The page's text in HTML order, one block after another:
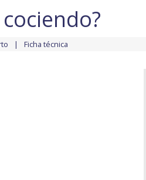
Ficha técnica